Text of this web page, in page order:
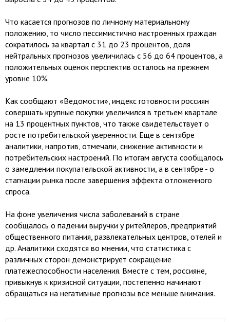
Что касается прогнозов по личному материальному
положению, то число пессимистично настроенных граждан
сократилось за квартал с 31 до 23 процентов, доля
нейтральных прогнозов увеличилась с 56 до 64 процентов, а
положительных оценок перспектив осталось на прежнем
уровне 10%.
Как сообщают «Ведомости», индекс готовности россиян
совершать крупные покупки увеличился в третьем квартале
на 13 процентных пунктов, что также свидетельствует о
росте потребительской уверенности. Еще в сентябре
аналитики, напротив, отмечали, снижение активности и
потребительских настроений. По итогам августа сообщалось
о замедлении покупательской активности, а в сентябре - о
стагнации рынка после завершения эффекта отложенного
спроса.
На фоне увеличения числа заболеваний в стране
сообщалось о падении выручки у ритейлеров, предприятий
общественного питания, развлекательных центров, отелей и
др. Аналитики сходятся во мнении, что статистика с
различных сторон демонстрирует сокращение
платежеспособности населения. Вместе с тем, россияне,
привыкнув к кризисной ситуации, постепенно начинают
обращаться на негативные прогнозы все меньше внимания.